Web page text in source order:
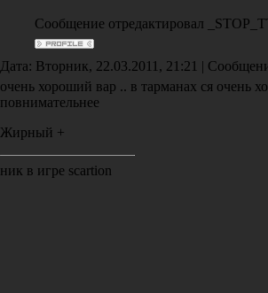
Сообщение отредактировал
Дата: Вторник, 22.03.2011, 21:21 |
очень хороший вар .. в тарманах ся очень
повнимательнее
Жирный +
ник в игре scartion